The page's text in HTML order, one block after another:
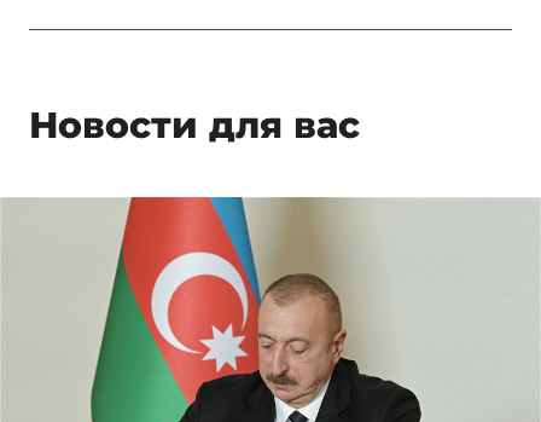
Новости для вас